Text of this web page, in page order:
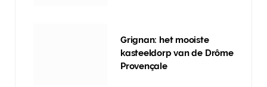
Grignan: het mooiste
kasteeldorp van de Drôme
Provençale